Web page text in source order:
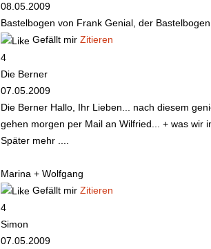
08.05.2009
Bastelbogen von Frank Genial, der
Gefällt mir Zitieren
4
Die Berner
07.05.2009
Die Berner Hallo, Ihr Lieben... nach diesem
gehen morgen per Mail an Wilfried... + was wir
Später mehr ....
Marina + Wolfgang
Gefällt mir Zitieren
4
Simon
07.05.2009